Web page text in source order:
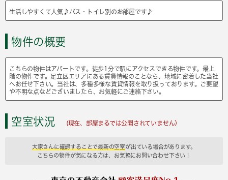
生活しやすくて人気♪バス・トイレ別のお部屋です♪
物件の概要
こちらの物件はアパートです。徒歩1分で駅にアクセスできる物件です。最上
階の物件です。足立区エリアにある賃貸情報のことなら、地域に密着した当社
へお任せ下さい。当社は、多種多様な賃貸情報を取り扱っております。ご要望
や不明な点などございましたら、お気軽にご連絡下さい。
空室状況 (現在、部屋まるでは公開されていません）
大家さんに確認することで最新の空室が出ている場合があります。
こちらの物件が気になる方は、お気軽にお問い合わせ下さい！